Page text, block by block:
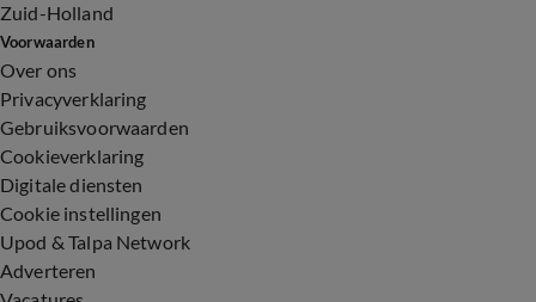
Zuid-Holland
Voorwaarden
Over ons
Privacyverklaring
Gebruiksvoorwaarden
Cookieverklaring
Digitale diensten
Cookie instellingen
Upod & Talpa Network
Adverteren